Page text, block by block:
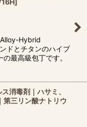
Alloy-Hybrid
ドとチタンのハイブ
最高級包丁です。
消毒剤｜ハサミ、
第三リン酸ナトリウ